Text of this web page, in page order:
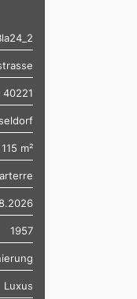
40221
115 m²
1957
Luxus